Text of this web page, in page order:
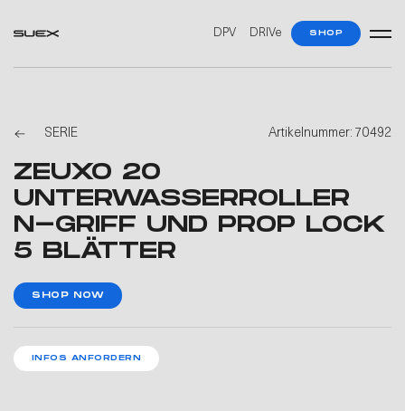
DPV DRIVe SHOP
SERIE Artikelnummer: 70492
ZEUXO 20
UNTERWASSERROLLER
N-GRIFF UND PROP LOCK
5 BLÄTTER
SHOP NOW
INFOS ANFORDERN